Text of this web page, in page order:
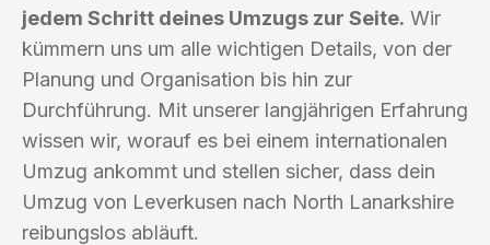
jedem Schritt deines Umzugs zur Seite. Wir
kümmern uns um alle wichtigen Details, von der
Planung und Organisation bis hin zur
Durchführung. Mit unserer langjährigen Erfahrung
wissen wir, worauf es bei einem internationalen
Umzug ankommt und stellen sicher, dass dein
Umzug von Leverkusen nach North Lanarkshire
reibungslos abläuft.